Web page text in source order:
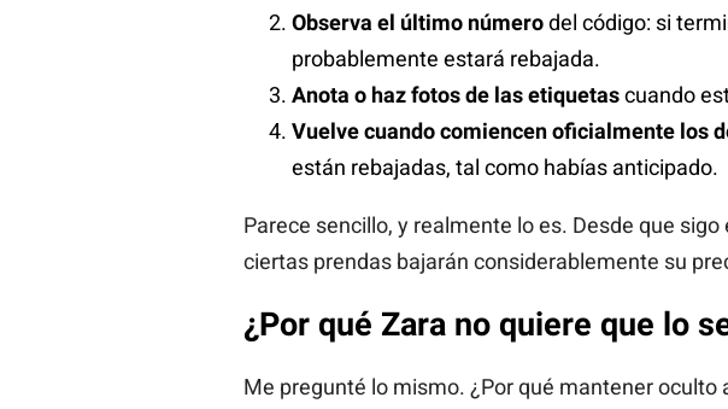
Observa el último númerodel código: si
probablemente estará rebajada.
Anota o haz fotos de las etiquetascuando
Vuelve cuando comiencen oficialmente los
están rebajadas, tal como habías anticipado.
Parece sencillo, y realmente lo es. Desde que
ciertas prendas bajarán considerablemente su
¿Por qué Zara no quiere que lo
Me pregunté lo mismo. ¿Por qué mantener